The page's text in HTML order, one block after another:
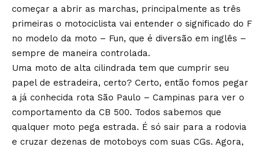
começar a abrir as marchas, principalmente as três
primeiras o motociclista vai entender o significado do F
no modelo da moto – Fun, que é diversão em inglês –
sempre de maneira controlada.
Uma moto de alta cilindrada tem que cumprir seu
papel de estradeira, certo? Certo, então fomos pegar
a já conhecida rota São Paulo – Campinas para ver o
comportamento da CB 500. Todos sabemos que
qualquer moto pega estrada. É só sair para a rodovia
e cruzar dezenas de motoboys com suas CGs. Agora,